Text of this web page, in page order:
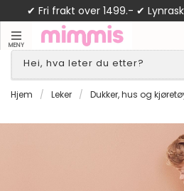
✔ Fri frakt over 1499.- ✔
MENY
Hjem / Leker / Dukker, hus og